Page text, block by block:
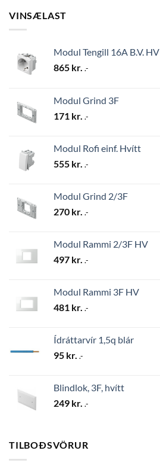
VINSÆLAST
Modul Tengill 16A B.V. HV
865 kr. .-
Modul Grind 3F
171 kr. .-
Modul Rofi einf. Hvítt
555 kr. .-
Modul Grind 2/3F
270 kr. .-
Modul Rammi 2/3F HV
497 kr. .-
Modul Rammi 3F HV
481 kr. .-
Ídráttarvír 1,5q blár
95 kr. .-
Blindlok, 3F, hvítt
249 kr. .-
TILBOÐSVÖRUR